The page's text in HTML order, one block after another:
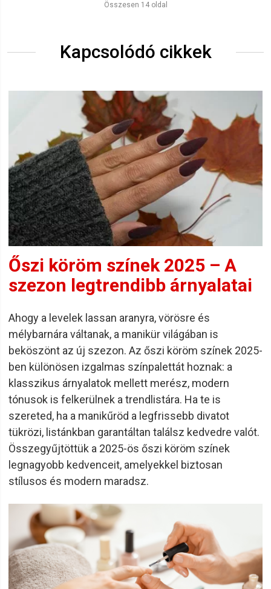
Összesen 14 oldal
Kapcsolódó cikkek
Őszi köröm színek 2025 – A
szezon legtrendibb árnyalatai
Ahogy a levelek lassan aranyra, vörösre és
mélybarnára váltanak, a manikür világában is
beköszönt az új szezon. Az őszi köröm színek 2025-
ben különösen izgalmas színpalettát hoznak: a
klasszikus árnyalatok mellett merész, modern
tónusok is felkerülnek a trendlistára. Ha te is
szereted, ha a manikűröd a legfrissebb divatot
tükrözi, listánkban garantáltan találsz kedvedre valót.
Összegyűjtöttük a 2025-ös őszi köröm színek
legnagyobb kedvenceit, amelyekkel biztosan
stílusos és modern maradsz.